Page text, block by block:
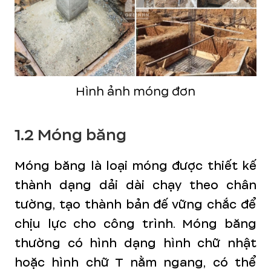
Hình ảnh móng đơn
1.2 Móng băng
Móng băng là loại móng được thiết kế
thành dạng dải dài chạy theo chân
tường, tạo thành bản đế vững chắc để
chịu lực cho công trình. Móng băng
thường có hình dạng hình chữ nhật
hoặc hình chữ T nằm ngang, có thể